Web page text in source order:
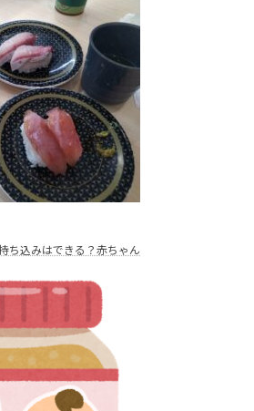
ち込みはできる？赤ちゃん